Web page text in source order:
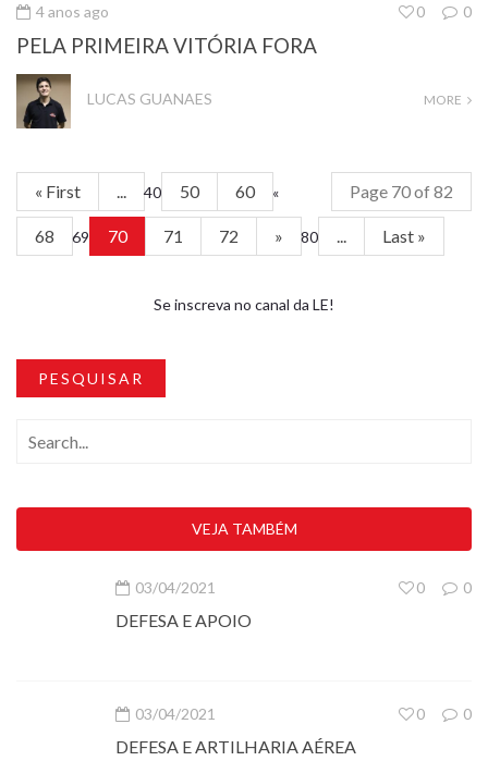
4 anos ago 0
0
PELA PRIMEIRA VITÓRIA FORA
LUCAS GUANAES MORE
Page 70 of 82
« First 40 50 60 «
68 69 70 71 72 » 80 Last »
Se inscreva no canal da LE!
PESQUISAR
VEJA TAMBÉM
03/04/2021 0
0
DEFESA E APOIO
03/04/2021 0
0
DEFESA E ARTILHARIA AÉREA